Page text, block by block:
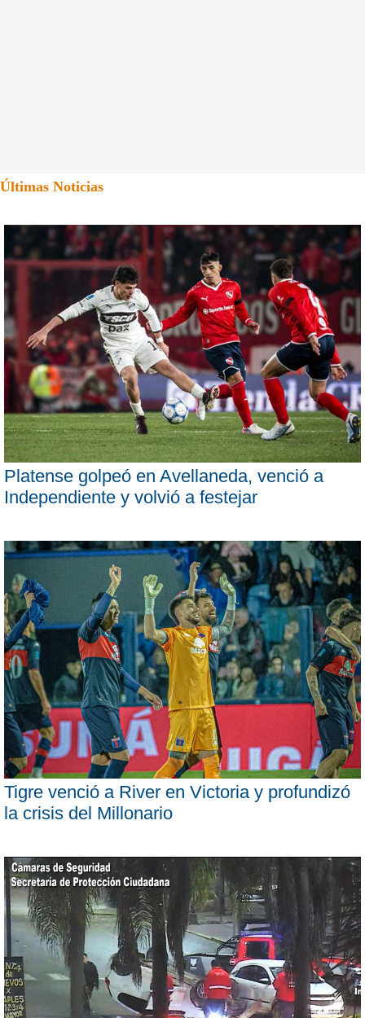
Últimas Noticias
Platense golpeó en Avellaneda, venció a
Independiente y volvió a festejar
Tigre venció a River en Victoria y profundizó
la crisis del Millonario